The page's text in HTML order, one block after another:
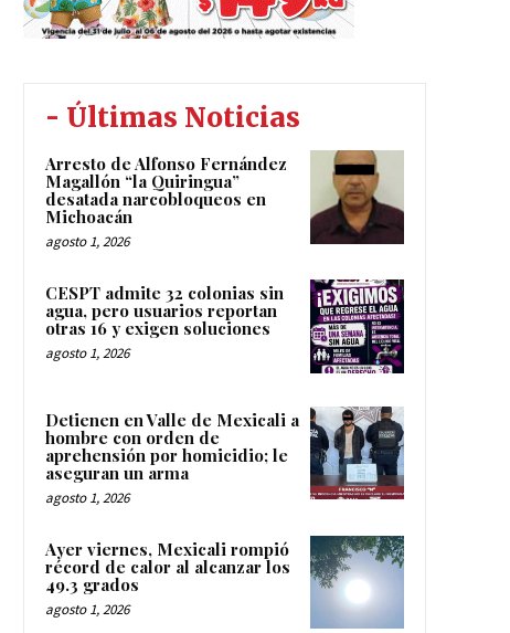
- Últimas Noticias
Arresto de Alfonso Fernández
Magallón “la Quiringua”
desatada narcobloqueos en
Michoacán
agosto 1, 2026
CESPT admite 32 colonias sin
agua, pero usuarios reportan
otras 16 y exigen soluciones
agosto 1, 2026
Detienen en Valle de Mexicali a
hombre con orden de
aprehensión por homicidio; le
aseguran un arma
agosto 1, 2026
Ayer viernes, Mexicali rompió
récord de calor al alcanzar los
49.3 grados
agosto 1, 2026